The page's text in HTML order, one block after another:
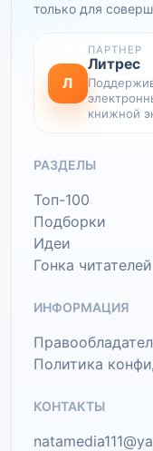
только для
Л
ПАРТНЕР
Литрес
книжной
РАЗДЕЛЫ
Топ-100
Подборки
Идеи
Гонка читателей
ИНФОРМАЦИЯ
Политика
КОНТАКТЫ